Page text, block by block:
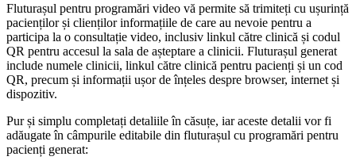
Fluturașul pentru programări video vă permite să trimiteți cu ușurință
pacienților și clienților informațiile de care au nevoie pentru a
participa la o consultație video, inclusiv linkul către clinică și codul
QR pentru accesul la sala de așteptare a clinicii. Fluturașul generat
include numele clinicii, linkul către clinică pentru pacienți și un cod
QR, precum și informații ușor de înțeles despre browser, internet și
dispozitiv.
Pur și simplu completați detaliile în căsuțe, iar aceste detalii vor fi
adăugate în câmpurile editabile din fluturașul cu programări pentru
pacienți generat: